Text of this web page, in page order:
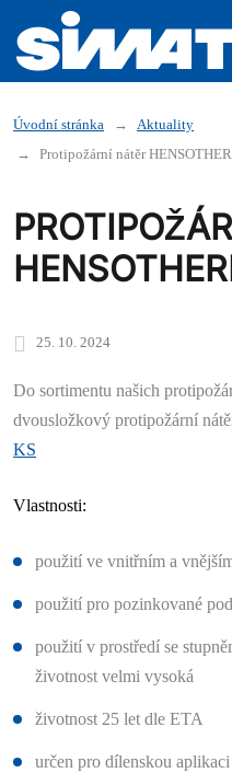
Úvodní stránka
Aktuality
Protipožární nátěr
25. 10. 2024
Do sortimentu našich
dvousložkový protipožární
KS
Vlastnosti:
použití ve vnitřním a
použití pro pozinkované
použití v prostředí se
životnost velmi vysoká
životnost 25 let dle ETA
určen pro dílenskou